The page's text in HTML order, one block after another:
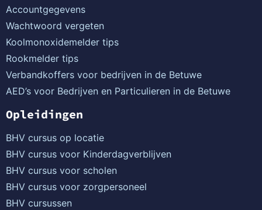
Accountgegevens
Wachtwoord vergeten
Koolmonoxidemelder tips
Rookmelder tips
Verbandkoffers voor bedrijven in de Betuwe
AED’s voor Bedrijven en Particulieren in de Betuwe
Opleidingen
BHV cursus op locatie
BHV cursus voor Kinderdagverblijven
BHV cursus voor scholen
BHV cursus voor zorgpersoneel
BHV cursussen